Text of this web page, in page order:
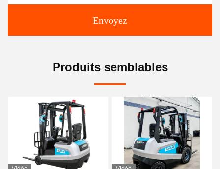
Envoyez
Produits semblables